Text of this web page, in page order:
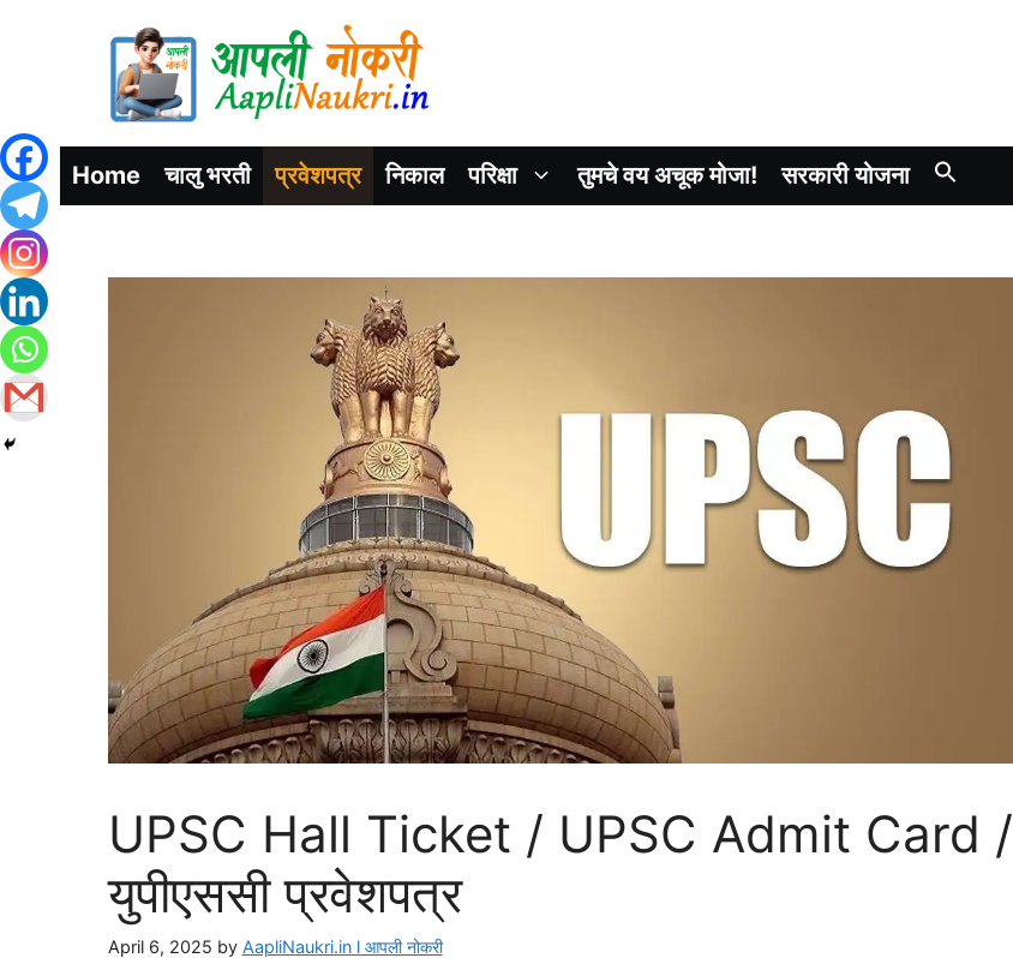
Home चालु भरती प्रवेशपत्र निकाल परिक्षा तुमचे वय अचूक मोजा! सरकारी योजना
UPSC Hall Ticket / UPSC Admit Card /
युपीएससी प्रवेशपत्र
April 6, 2025 by AapliNaukri.in l आपली नोकरी